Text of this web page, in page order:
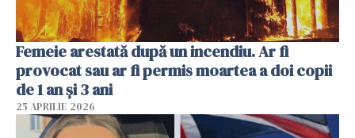
Femeie arestată după un incendiu. Ar fi
provocat sau ar fi permis moartea a doi copii
de 1 an și 3 ani
25 APRILIE 2026